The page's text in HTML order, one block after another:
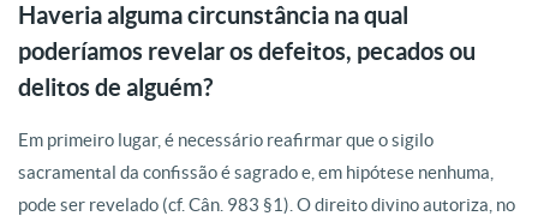
Haveria alguma circunstância na qual
poderíamos revelar os defeitos, pecados ou
delitos de alguém?
Em primeiro lugar, é necessário reafirmar que o sigilo
sacramental da confissão é sagrado e, em hipótese nenhuma,
pode ser revelado (cf. Cân. 983 §1). O direito divino autoriza, no